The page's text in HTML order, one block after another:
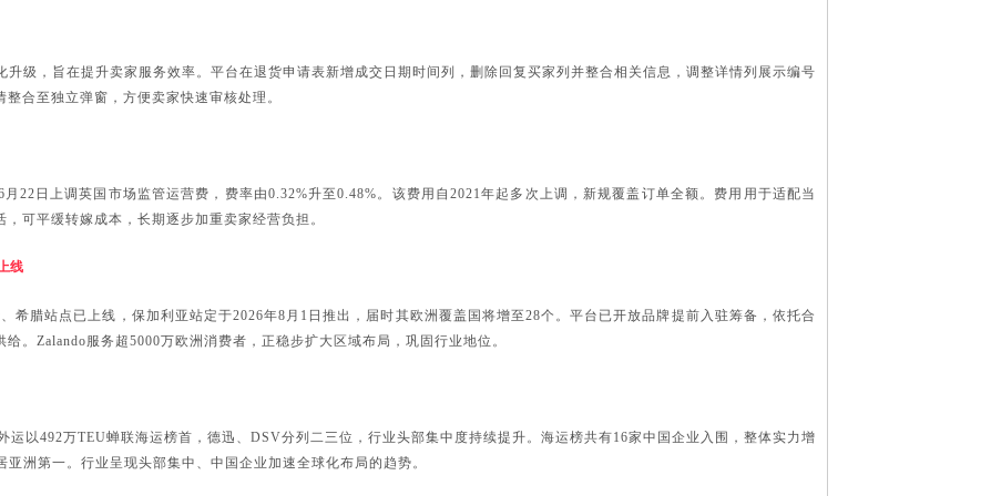
升级，旨在提升卖家服务效率。平台在退货申请表新增成交日期时间列，删除回复买家列并整合相关信息，调整详情列展示编号
合至独立弹窗，方便卖家快速审核处理。
22日上调英国市场监管运营费，费率由0.32%升至0.48%。该费用自2021年起多次上调，新规覆盖订单全额。费用用于适配当
可平缓转嫁成本，长期逐步加重卖家经营负担。
线
希腊站点已上线，保加利亚站定于2026年8月1日推出，届时其欧洲覆盖国将增至28个。平台已开放品牌提前入驻筹备，依托合
。Zalando服务超5000万欧洲消费者，正稳步扩大区域布局，巩固行业地位。
运以492万TEU蝉联海运榜首，德迅、DSV分列二三位，行业头部集中度持续提升。海运榜共有16家中国企业入围，整体实力增
洲第一。行业呈现头部集中、中国企业加速全球化布局的趋势。